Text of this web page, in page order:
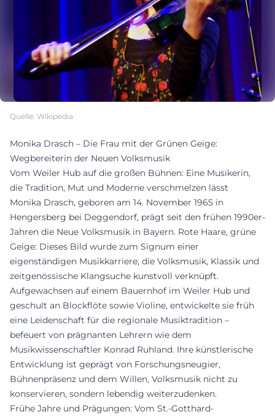
Quelle: Wikipedia
Monika Drasch – Die Frau mit der Grünen Geige:
Wegbereiterin der Neuen Volksmusik
Vom Weiler Hub auf die großen Bühnen: Eine Musikerin,
die Tradition, Mut und Moderne verschmelzen lässt
Monika Drasch, geboren am 14. November 1965 in
Hengersberg bei Deggendorf, prägt seit den frühen 1990er-
Jahren die Neue Volksmusik in Bayern. Rote Haare, grüne
Geige: Dieses Bild wurde zum Signum einer
eigenständigen Musikkarriere, die Volksmusik, Klassik und
zeitgenössische Klangsuche kunstvoll verknüpft.
Aufgewachsen auf einem Bauernhof im Weiler Hub und
geschult an Blockflöte sowie Violine, entwickelte sie früh
eine Leidenschaft für die regionale Musiktradition –
befeuert von prägnanten Lehrern wie dem
Musikwissenschaftler Konrad Ruhland. Ihre künstlerische
Entwicklung ist geprägt von Forschungsneugier,
Bühnenpräsenz und dem Willen, Volksmusik nicht zu
konservieren, sondern lebendig weiterzudenken.
Frühe Jahre und Prägungen: Vom St.-Gotthard-